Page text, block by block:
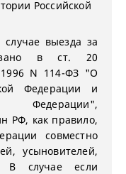
Российской
случае выезда за
в ст. 20
N 114-ФЗ "О
Федерации и
Федерации",
РФ, как правило,
совместно
усыновителей,
В случае если